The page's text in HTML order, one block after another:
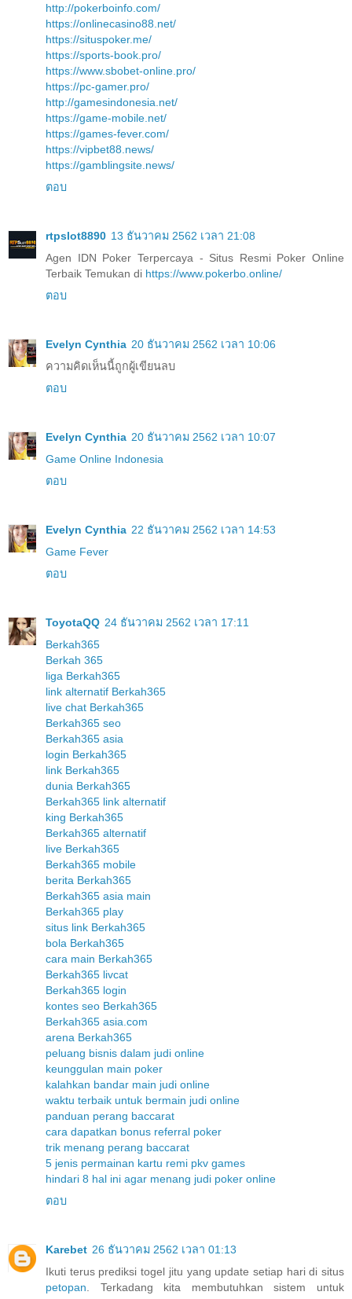
http://pokerboinfo.com/
https://onlinecasino88.net/
https://situspoker.me/
https://sports-book.pro/
https://www.sbobet-online.pro/
https://pc-gamer.pro/
http://gamesindonesia.net/
https://game-mobile.net/
https://games-fever.com/
https://vipbet88.news/
https://gamblingsite.news/
ตอบ
rtpslot8890 13 ธันวาคม 2562 เวลา 21:08
Agen IDN Poker Terpercaya - Situs Resmi Poker Online
Terbaik Temukan di https://www.pokerbo.online/
ตอบ
Evelyn Cynthia 20 ธันวาคม 2562 เวลา 10:06
ความคิดเห็นนี้ถูกผู้เขียนลบ
ตอบ
Evelyn Cynthia 20 ธันวาคม 2562 เวลา 10:07
Game Online Indonesia
ตอบ
Evelyn Cynthia 22 ธันวาคม 2562 เวลา 14:53
Game Fever
ตอบ
ToyotaQQ 24 ธันวาคม 2562 เวลา 17:11
Berkah365
Berkah 365
liga Berkah365
link alternatif Berkah365
live chat Berkah365
Berkah365 seo
Berkah365 asia
login Berkah365
link Berkah365
dunia Berkah365
Berkah365 link alternatif
king Berkah365
Berkah365 alternatif
live Berkah365
Berkah365 mobile
berita Berkah365
Berkah365 asia main
Berkah365 play
situs link Berkah365
bola Berkah365
cara main Berkah365
Berkah365 livcat
Berkah365 login
kontes seo Berkah365
Berkah365 asia.com
arena Berkah365
peluang bisnis dalam judi online
keunggulan main poker
kalahkan bandar main judi online
waktu terbaik untuk bermain judi online
panduan perang baccarat
cara dapatkan bonus referral poker
trik menang perang baccarat
5 jenis permainan kartu remi pkv games
hindari 8 hal ini agar menang judi poker online
ตอบ
Karebet 26 ธันวาคม 2562 เวลา 01:13
Ikuti terus prediksi togel jitu yang update setiap hari di situs
petopan . Terkadang kita membutuhkan sistem untuk